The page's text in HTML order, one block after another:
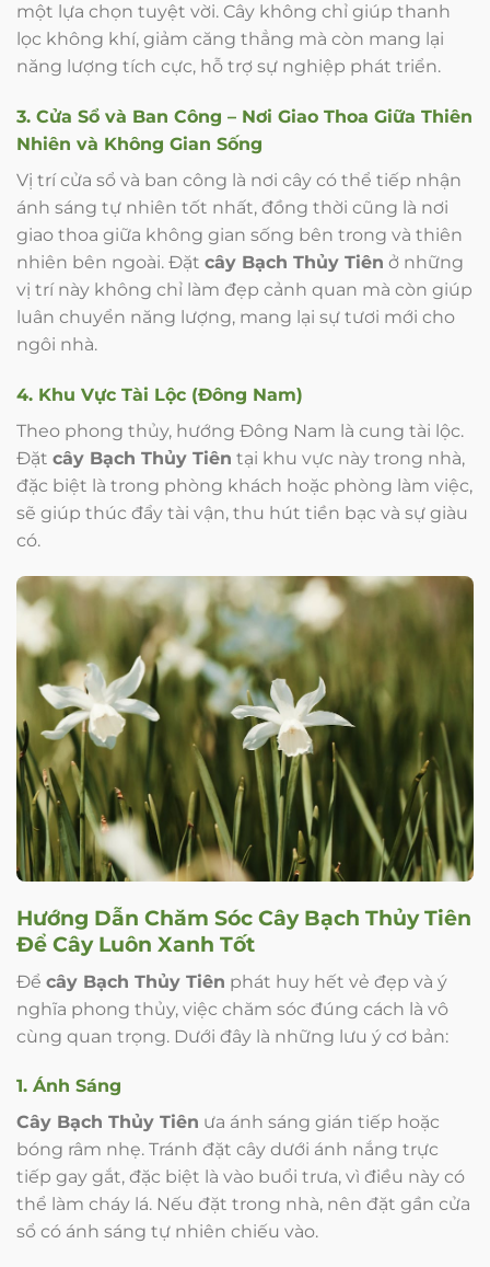
một lựa chọn tuyệt vời. Cây không chỉ giúp thanh
lọc không khí, giảm căng thẳng mà còn mang lại
năng lượng tích cực, hỗ trợ sự nghiệp phát triển.
3. Cửa Sổ và Ban Công – Nơi Giao Thoa Giữa Thiên
Nhiên và Không Gian Sống
Vị trí cửa sổ và ban công là nơi cây có thể tiếp nhận
ánh sáng tự nhiên tốt nhất, đồng thời cũng là nơi
giao thoa giữa không gian sống bên trong và thiên
nhiên bên ngoài. Đặt cây Bạch Thủy Tiên ở những
vị trí này không chỉ làm đẹp cảnh quan mà còn giúp
luân chuyển năng lượng, mang lại sự tươi mới cho
ngôi nhà.
4. Khu Vực Tài Lộc (Đông Nam)
Theo phong thủy, hướng Đông Nam là cung tài lộc.
Đặt cây Bạch Thủy Tiên tại khu vực này trong nhà,
đặc biệt là trong phòng khách hoặc phòng làm việc,
sẽ giúp thúc đẩy tài vận, thu hút tiền bạc và sự giàu
có.
Hướng Dẫn Chăm Sóc Cây Bạch Thủy Tiên
Để Cây Luôn Xanh Tốt
Để cây Bạch Thủy Tiên phát huy hết vẻ đẹp và ý
nghĩa phong thủy, việc chăm sóc đúng cách là vô
cùng quan trọng. Dưới đây là những lưu ý cơ bản:
1. Ánh Sáng
Cây Bạch Thủy Tiên ưa ánh sáng gián tiếp hoặc
bóng râm nhẹ. Tránh đặt cây dưới ánh nắng trực
tiếp gay gắt, đặc biệt là vào buổi trưa, vì điều này có
thể làm cháy lá. Nếu đặt trong nhà, nên đặt gần cửa
sổ có ánh sáng tự nhiên chiếu vào.